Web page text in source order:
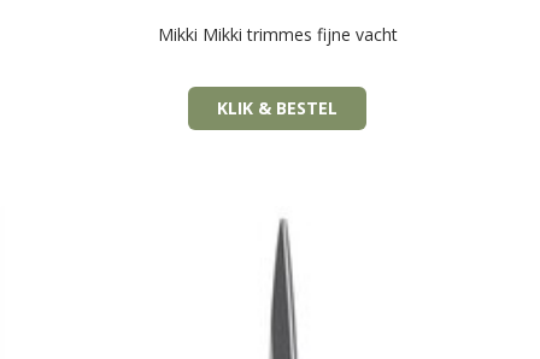
Mikki Mikki trimmes fijne vacht
KLIK & BESTEL